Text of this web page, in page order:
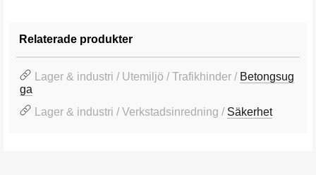
Relaterade produkter
Lager & industri / Utemiljö / Trafikhinder / Betongsug
ga
Lager & industri / Verkstadsinredning / Säkerhet